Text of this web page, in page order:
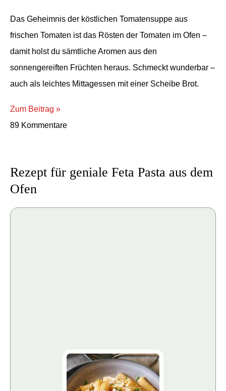
Das Geheimnis der köstlichen Tomatensuppe aus
frischen Tomaten ist das Rösten der Tomaten im Ofen –
damit holst du sämtliche Aromen aus den
sonnengereiften Früchten heraus. Schmeckt wunderbar –
auch als leichtes Mittagessen mit einer Scheibe Brot.
Zum Beitrag »
89 Kommentare
Rezept für geniale Feta Pasta aus dem
Ofen